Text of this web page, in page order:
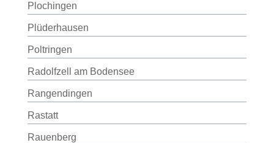
Plochingen
Plüderhausen
Poltringen
Radolfzell am Bodensee
Rangendingen
Rastatt
Rauenberg